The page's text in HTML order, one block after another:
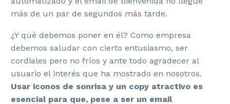
más de un par de segundos más tarde.
¿Y qué debemos poner en él? Como empresa
debemos saludar con cierto entusiasmo, ser
cordiales pero no fríos y ante todo agradecer al
usuario el interés que ha mostrado en nosotros.
Usar iconos de sonrisa y un copy atractivo es
esencial para que, pese a ser un email